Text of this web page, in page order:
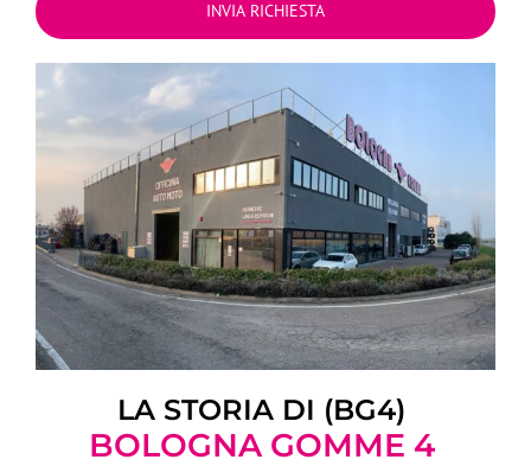
LA STORIA DI (BG4)
BOLOGNA GOMME 4